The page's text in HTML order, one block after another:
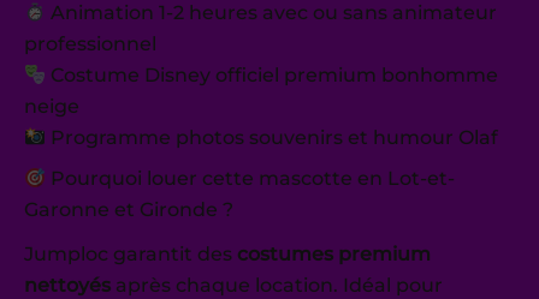
Animation 1-2 heures avec ou sans animateur
professionnel
Costume Disney officiel premium bonhomme
neige
Programme photos souvenirs et humour Olaf
Pourquoi louer cette mascotte en Lot-et-
Garonne et Gironde ?
Jumploc garantit des costumes premium
nettoyés après chaque location. Idéal pour